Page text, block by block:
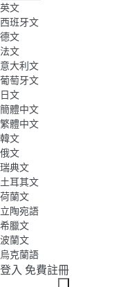
英文
西班牙文
德文
法文
意大利文
葡萄牙文
日文
簡體中文
繁體中文
韓文
俄文
瑞典文
土耳其文
荷蘭文
立陶宛語
希臘文
波蘭文
烏克蘭語
登入 免費註冊